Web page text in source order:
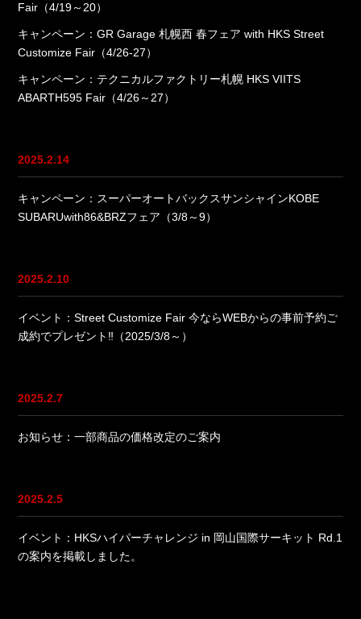
Fair（4/19～20）
キャンペーン：GR Garage 札幌西 春フェア with HKS Street
Customize Fair（4/26-27）
キャンペーン：テクニカルファクトリー札幌 HKS VIITS
ABARTH595 Fair（4/26～27）
2025.2.14
キャンペーン：スーパーオートバックスサンシャインKOBE
SUBARUwith86&BRZフェア（3/8～9）
2025.2.10
イベント：Street Customize Fair 今ならWEBからの事前予約ご
成約でプレゼント‼（2025/3/8～）
2025.2.7
お知らせ：一部商品の価格改定のご案内
2025.2.5
イベント：HKSハイパーチャレンジ in 岡山国際サーキット Rd.1
の案内を掲載しました。